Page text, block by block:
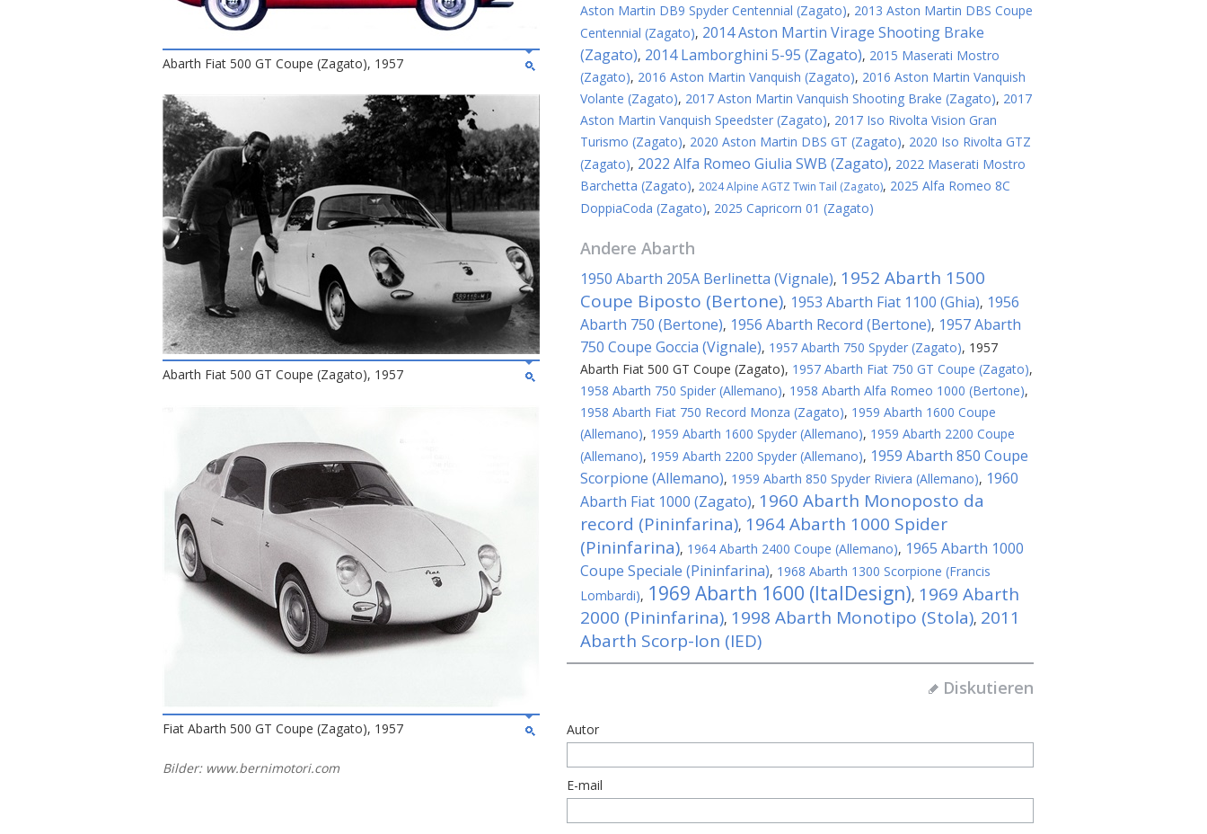
Abarth Fiat 500 GT Coupe (Zagato), 1957
Abarth Fiat 500 GT Coupe (Zagato), 1957
Fiat Abarth 500 GT Coupe (Zagato), 1957
Bilder: www.bernimotori.com
Aston Martin DB9 Spyder Centennial (Zagato), 2013 Aston Martin DBS Coupe
Centennial (Zagato), 2014 Aston Martin Virage Shooting Brake
(Zagato), 2014 Lamborghini 5-95 (Zagato), 2015 Maserati Mostro
(Zagato), 2016 Aston Martin Vanquish (Zagato), 2016 Aston Martin Vanquish
Volante (Zagato), 2017 Aston Martin Vanquish Shooting Brake (Zagato), 2017
Aston Martin Vanquish Speedster (Zagato), 2017 Iso Rivolta Vision Gran
Turismo (Zagato), 2020 Aston Martin DBS GT (Zagato), 2020 Iso Rivolta GTZ
(Zagato), 2022 Alfa Romeo Giulia SWB (Zagato), 2022 Maserati Mostro
Barchetta (Zagato), 2024 Alpine AGTZ Twin Tail (Zagato), 2025 Alfa Romeo 8C
DoppiaCoda (Zagato), 2025 Capricorn 01 (Zagato)
Andere Abarth
1950 Abarth 205A Berlinetta (Vignale), 1952 Abarth 1500
Coupe Biposto (Bertone), 1953 Abarth Fiat 1100 (Ghia), 1956
Abarth 750 (Bertone), 1956 Abarth Record (Bertone), 1957 Abarth
750 Coupe Goccia (Vignale), 1957 Abarth 750 Spyder (Zagato), 1957
Abarth Fiat 500 GT Coupe (Zagato), 1957 Abarth Fiat 750 GT Coupe (Zagato),
1958 Abarth 750 Spider (Allemano), 1958 Abarth Alfa Romeo 1000 (Bertone),
1958 Abarth Fiat 750 Record Monza (Zagato), 1959 Abarth 1600 Coupe
(Allemano), 1959 Abarth 1600 Spyder (Allemano), 1959 Abarth 2200 Coupe
(Allemano), 1959 Abarth 2200 Spyder (Allemano), 1959 Abarth 850 Coupe
Scorpione (Allemano), 1959 Abarth 850 Spyder Riviera (Allemano), 1960
Abarth Fiat 1000 (Zagato), 1960 Abarth Monoposto da
record (Pininfarina), 1964 Abarth 1000 Spider
(Pininfarina), 1964 Abarth 2400 Coupe (Allemano), 1965 Abarth 1000
Coupe Speciale (Pininfarina), 1968 Abarth 1300 Scorpione (Francis
Lombardi), 1969 Abarth 1600 (ItalDesign), 1969 Abarth
2000 (Pininfarina), 1998 Abarth Monotipo (Stola), 2011
Abarth Scorp-Ion (IED)
Diskutieren
Autor
E-mail